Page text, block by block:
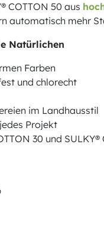
COTTON 50 aus
automatisch mehr
Natürlichen
Farben
und chlorecht
im Landhausstil
Projekt
30 und SULKY®